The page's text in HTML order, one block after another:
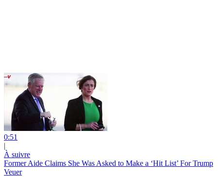
0:51
|
À suivre
Former Aide Claims She Was Asked to Make a ‘Hit List’ For Trump
Veuer